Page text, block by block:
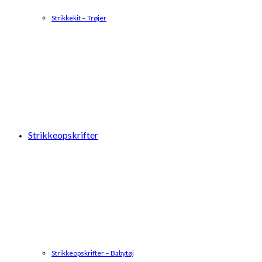
Strikkekit – Trøjer
Strikkeopskrifter
Strikkeopskrifter – Babytøj